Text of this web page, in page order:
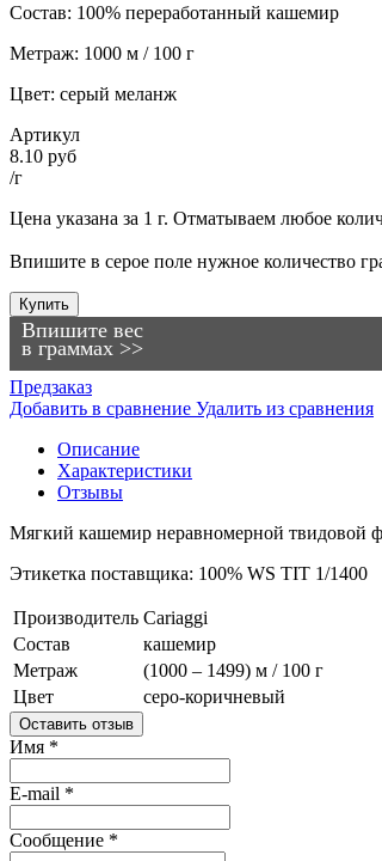
Состав: 100% переработанный кашемир
Метраж: 1000 м / 100 г
Цвет: серый меланж
Артикул
8.10 руб
/г
Цена указана за 1 г. Отматываем любое
Впишите в серое поле нужное количество
Впишите вес
в граммах >>
Купить
Предзаказ
Добавить в сравнение Удалить из сравнения
Описание
Характеристики
Отзывы
Мягкий кашемир неравномерной твидовой
Этикетка поставщика: 100% WS TIT 1/1400
Производитель Cariaggi
Состав
кашемир
Метраж
(1000 – 1499) м / 100 г
Цвет
серо-коричневый
Оставить отзыв
Имя *
E-mail *
Сообщение *